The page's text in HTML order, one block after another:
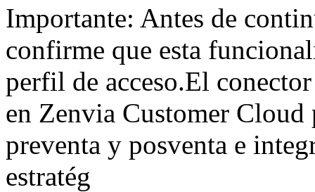
Importante: Antes de
confirme que esta
perfil de acceso.El
en Zenvia Customer
preventa y posventa e
estratég